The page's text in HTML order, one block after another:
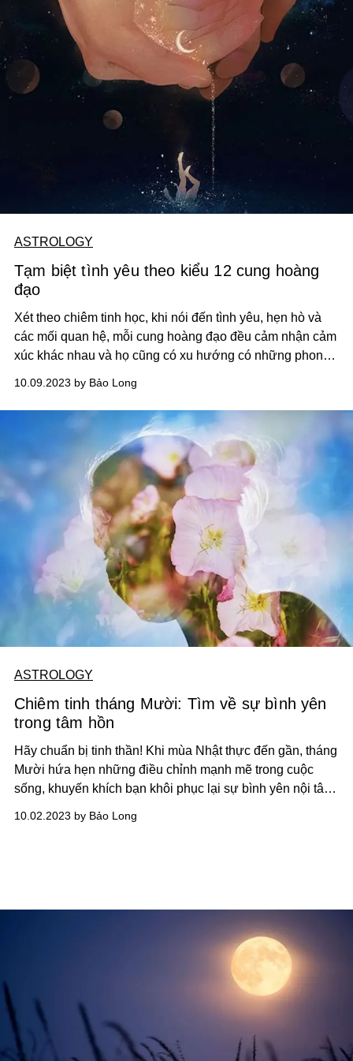
ASTROLOGY
Tạm biệt tình yêu theo kiểu 12 cung hoàng
đạo
Xét theo chiêm tinh học, khi nói đến tình yêu, hẹn hò và
các mối quan hệ, mỗi cung hoàng đạo đều cảm nhận cảm
xúc khác nhau và họ cũng có xu hướng có những phong
cắt đứt quan hệ tình cảm.
10.09.2023 by Bảo Long
ASTROLOGY
Chiêm tinh tháng Mười: Tìm về sự bình yên
trong tâm hồn
Hãy chuẩn bị tinh thần! Khi mùa Nhật thực đến gần, tháng
Mười hứa hẹn những điều chỉnh mạnh mẽ trong cuộc
sống, khuyến khích bạn khôi phục lại sự bình yên nội tâm
10.02.2023 by Bảo Long